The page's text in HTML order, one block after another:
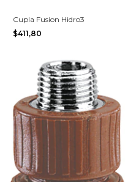
Cupla Fusion Hidro3
$411,80